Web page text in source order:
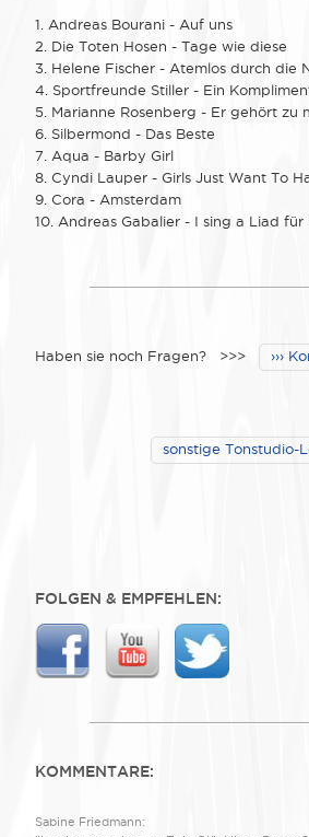
1. Andreas Bourani - Auf uns
2. Die Toten Hosen - Tage wie diese
3. Helene Fischer - Atemlos durch die
4. Sportfreunde Stiller - Ein
5. Marianne Rosenberg - Er gehört zu
6. Silbermond - Das Beste
7. Aqua - Barby Girl
8. Cyndi Lauper - Girls Just Want To
9. Cora - Amsterdam
10. Andreas Gabalier - I sing a Liad für
Haben sie noch Fragen? >>> ›››
sonstige Tonstudio-
FOLGEN & EMPFEHLEN:
KOMMENTARE:
Sabine Friedmann: